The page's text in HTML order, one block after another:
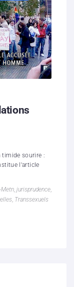
timide sourire :
l'article
Metn jurisprudence
Transsexuels